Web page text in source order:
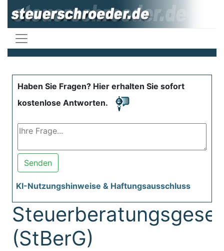
Haben Sie Fragen? Hier erhalten Sie sofort
kostenlose Antworten.
Senden
KI-Nutzungshinweise & Haftungsausschluss
(StBerG)